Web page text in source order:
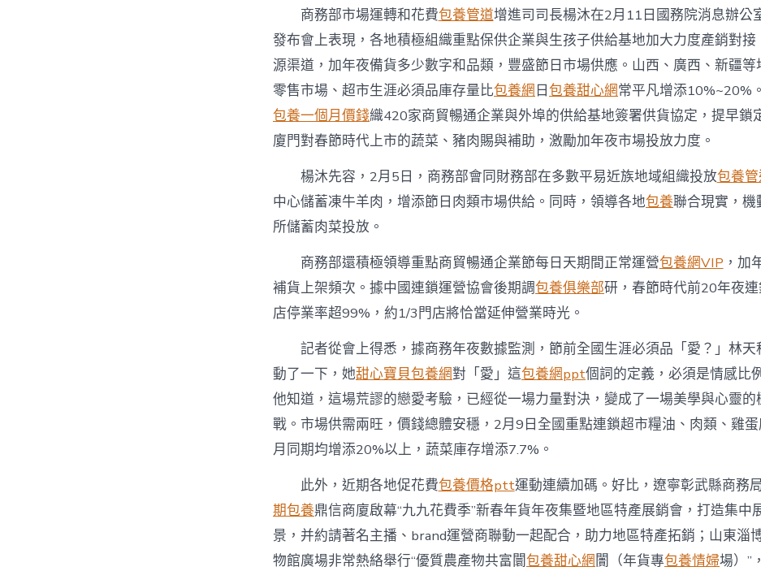
商務部市場運轉和花費包養管道增進司司長楊沐在2月11日國務院消息辦公
發布會上表現，各地積極組織重點保供企業與生孩子供給基地加大力度產銷對接
源渠道，加年夜備貨多少數字和品類，豐盛節日市場供應。山西、廣西、新疆等
零售市場、超市生涯必須品庫存量比包養網日包養甜心網常平凡增添10%~20%
包養一個月價錢織420家商貿暢通企業與外埠的供給基地簽署供貨協定，提早鎖
廈門對春節時代上市的蔬菜、豬肉賜與補助，激勵加年夜市場投放力度。
楊沐先容，2月5日，商務部會同財務部在多數平易近族地域組織投放包養
中心儲蓄凍牛羊肉，增添節日肉類市場供給。同時，領導各地包養聯合現實，機
所儲蓄肉菜投放。
商務部還積極領導重點商貿暢通企業節每日天期間正常運營包養網VIP ，加
補貨上架頻次。據中國連鎖運營協會後期調包養俱樂部研，春節時代前20年夜連
店停業率超99%，約1/3門店將恰當延伸營業時光。
記者從會上得悉，據商務年夜數據監測，節前全國生涯必須品「愛？」林天
動了一下，她甜心寶貝包養網對「愛」這包養網ppt個詞的定義，必須是情感比
他知道，這場荒謬的戀愛考驗，已經從一場力量對決，變成了一場美學與心靈的
戰。市場供需兩旺，價錢總體安穩，2月9日全國重點連鎖超市糧油、肉類、雞
月同期均增添20%以上，蔬菜庫存增添7.7%。
此外，近期各地促花費包養價格ptt運動連續加碼。好比，遼寧彰武縣商務
期包養鼎信商廈啟幕“九九花費季”新春年貨年夜集暨地區特產展銷會，打造集中
景，并約請著名主播、brand運營商聯動一起配合，助力地區特產拓銷；山東淄
物館廣場非常熱絡舉行“優質農產物共富闤包養甜心網闠（年貨專包養情婦場）”